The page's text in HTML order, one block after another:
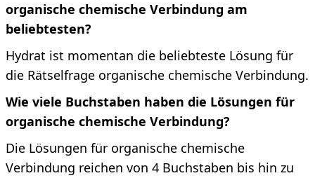
organische chemische Verbindung am
beliebtesten?
Hydrat ist momentan die beliebteste Lösung für
die Rätselfrage organische chemische Verbindung.
Wie viele Buchstaben haben die Lösungen für
organische chemische Verbindung?
Die Lösungen für organische chemische
Verbindung reichen von 4 Buchstaben bis hin zu